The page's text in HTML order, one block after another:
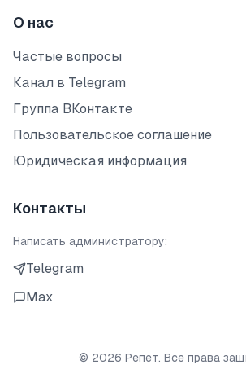
О нас
Частые вопросы
Канал в Telegram
Группа ВКонтакте
Пользовательское соглашение
Юридическая информация
Контакты
Написать администратору:
Telegram
Max
© 2026 Репет. Все права